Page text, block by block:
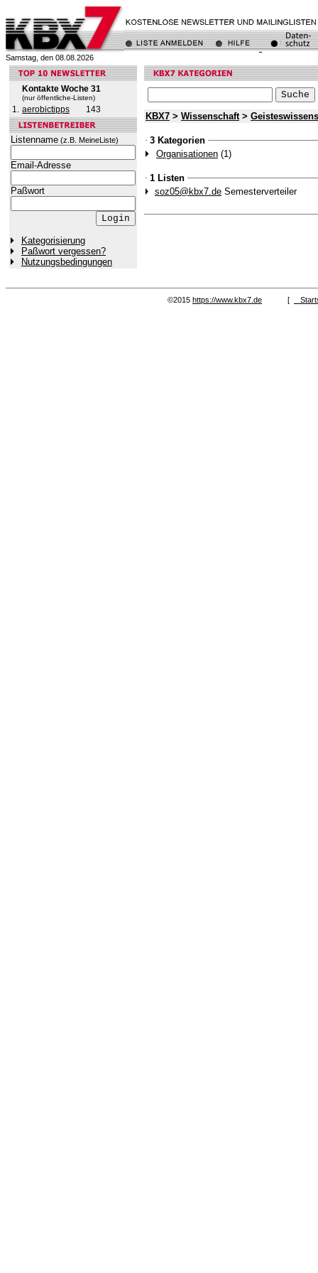
Samstag, den 08.08.2026
Kontakte Woche 31
(nur öffentliche-Listen)
1. aerobictipps 143
Listenname (z.B. MeineListe)
Email-Adresse
Paßwort
Kategorisierung
Paßwort vergessen?
Nutzungsbedingungen
KBX7 > Wissenschaft>
3 Kategorien
Organisationen (1)
1 Listen
soz05@kbx7.de Semesterverteiler
©2015 https://www.kbx7.de [